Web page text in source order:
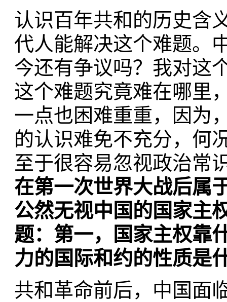
认识百年共和的历史含
代人能解决这个难题。
今还有争议吗？我对这
这个难题究竟难在哪里
一点也困难重重，因为
的认识难免不充分，何
至于很容易忽视政治常
在第一次世界大战后属
公然无视中国的国家主
题：第一，国家主权靠
力的国际和约的性质是
共和革命前后，中国面